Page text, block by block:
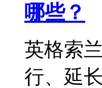
哪些？
英格索
行、延